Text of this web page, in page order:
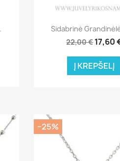
Greita
Sidabrinė
22,00 €17,60
Į KREPŠELĮ
−25%